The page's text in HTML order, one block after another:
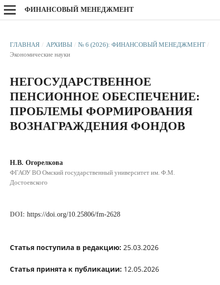
ФИНАНСОВЫЙ МЕНЕДЖМЕНТ
ГЛАВНАЯ / АРХИВЫ / № 6 (2026): ФИНАНСОВЫЙ МЕНЕДЖМЕНТ /
Экономические науки
НЕГОСУДАРСТВЕННОЕ
ПЕНСИОННОЕ ОБЕСПЕЧЕНИЕ:
ПРОБЛЕМЫ ФОРМИРОВАНИЯ
ВОЗНАГРАЖДЕНИЯ ФОНДОВ
Н.В. Огорелкова
ФГАОУ ВО Омский государственный университет им. Ф.М.
Достоевского
DOI: https://doi.org/10.25806/fm-2628
Статья поступила в редакцию:25.03.2026
Статья принята к публикации:12.05.2026